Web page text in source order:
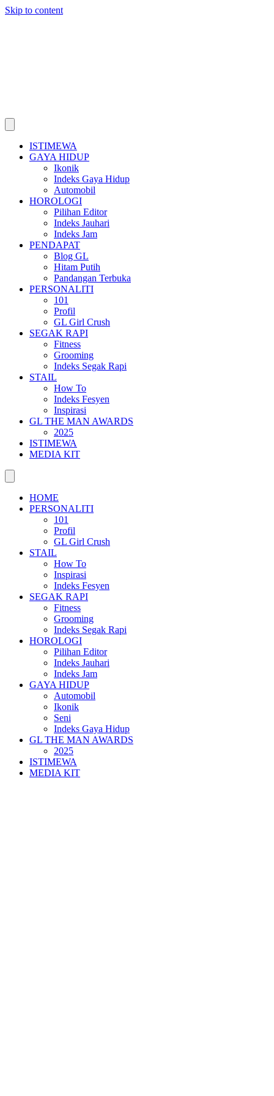
Skip to content
ISTIMEWA
GAYA HIDUP
Ikonik
Indeks Gaya Hidup
Automobil
HOROLOGI
Pilihan Editor
Indeks Jauhari
Indeks Jam
PENDAPAT
Blog GL
Hitam Putih
Pandangan Terbuka
PERSONALITI
101
Profil
GL Girl Crush
SEGAK RAPI
Fitness
Grooming
Indeks Segak Rapi
STAIL
How To
Indeks Fesyen
Inspirasi
GL THE MAN AWARDS
2025
ISTIMEWA
MEDIA KIT
HOME
PERSONALITI
101
Profil
GL Girl Crush
STAIL
How To
Inspirasi
Indeks Fesyen
SEGAK RAPI
Fitness
Grooming
Indeks Segak Rapi
HOROLOGI
Pilihan Editor
Indeks Jauhari
Indeks Jam
GAYA HIDUP
Automobil
Ikonik
Seni
Indeks Gaya Hidup
GL THE MAN AWARDS
2025
ISTIMEWA
MEDIA KIT